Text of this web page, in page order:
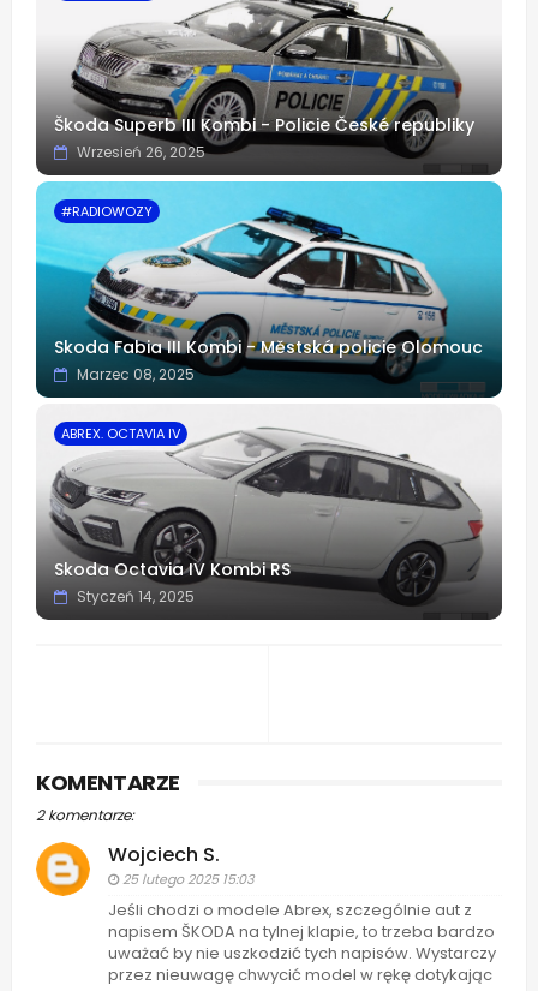
Škoda Superb III Kombi - Policie České republiky
Wrzesień 26, 2025
#RADIOWOZY
Skoda Fabia III Kombi - Městská policie Olomouc
Marzec 08, 2025
ABREX. OCTAVIA IV
Skoda Octavia IV Kombi RS
Styczeń 14, 2025
KOMENTARZE
2 komentarze:
Wojciech S.
25 lutego 2025 15:03
Jeśli chodzi o modele Abrex, szczególnie aut z
napisem ŠKODA na tylnej klapie, to trzeba bardzo
uważać by nie uszkodzić tych napisów. Wystarczy
przez nieuwagę chwycić model w rękę dotykając